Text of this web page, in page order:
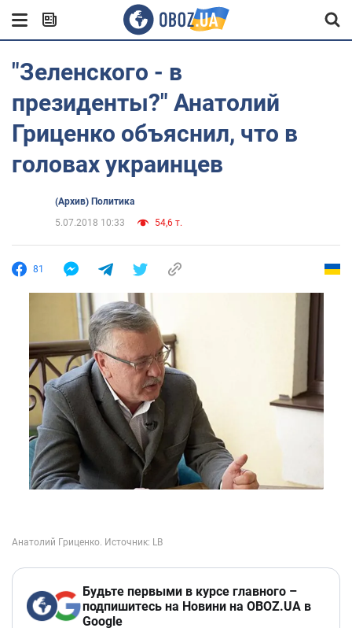
"Зеленского - в
президенты?" Анатолий
Гриценко объяснил, что в
головах украинцев
(Архив) Политика
5.07.2018 10:33
54,6 т.
81
Будьте первыми в курсе главного –
подпишитесь на Новини на OBOZ.UA в
Google